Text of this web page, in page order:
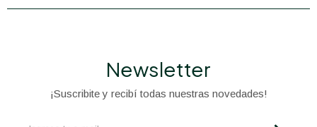
Newsletter
¡Suscribite y recibí todas nuestras novedades!